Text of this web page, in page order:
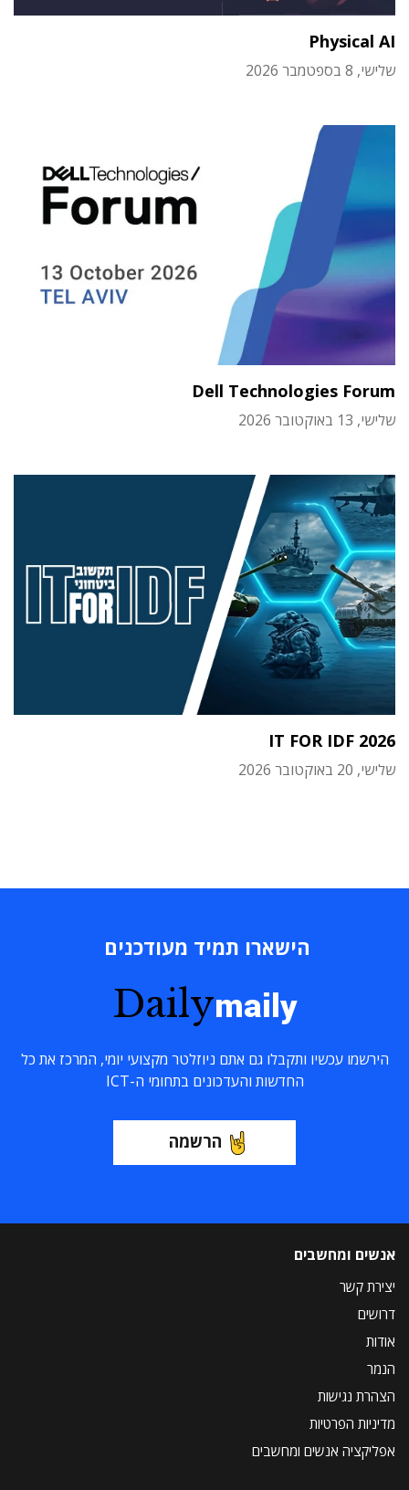
Physical AI
שלישי, 8 בספטמבר 2026
Dell Technologies Forum
שלישי, 13 באוקטובר 2026
IT FOR IDF 2026
שלישי, 20 באוקטובר 2026
הישארו תמיד מעודכנים
Dailymaily
הירשמו עכשיו ותקבלו גם אתם ניוזלטר מקצועי יומי, המרכז את כל
החדשות והעדכונים בתחומי ה-ICT
הרשמה
אנשים ומחשבים
יצירת קשר
דרושים
אודות
הנמר
הצהרת נגישות
מדיניות הפרטיות
אפליקציה אנשים ומחשבים